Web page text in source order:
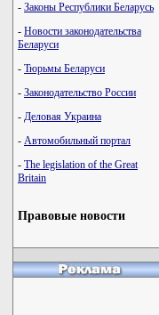
- Законы Республики Беларусь
- Новости законодательства
Беларуси
- Тюрьмы Беларуси
- Законодательство России
- Деловая Украина
- Автомобильный портал
- The legislation of the Great
Britain
Правовые новости